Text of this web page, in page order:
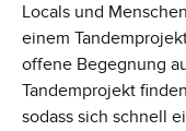
Locals und
einem
offene Begegnung
Tandemprojekt
sodass sich schnell